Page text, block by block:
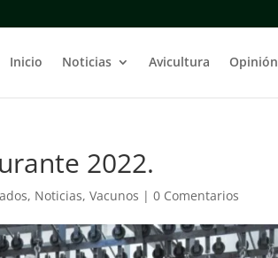
Inicio Noticias Avicultura Opinión
2022.
, Noticias,Vacunos |0 Comentarios